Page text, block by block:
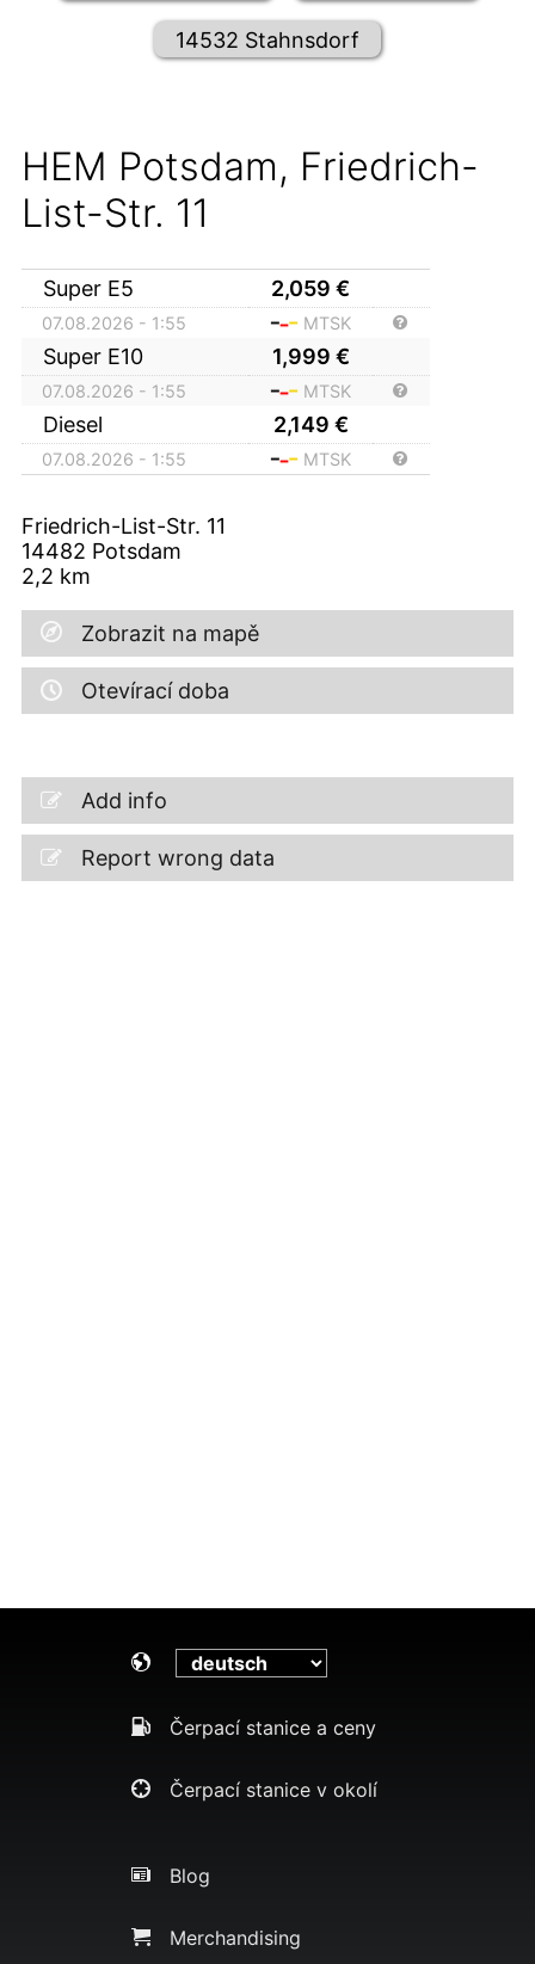
14532 Stahnsdorf
HEM Potsdam, Friedrich-
List-Str. 11
Super E5 2,059 €
07.08.2026 - 1:55 MTSK
Super E10 1,999 €
07.08.2026 - 1:55 MTSK
Diesel 2,149 €
07.08.2026 - 1:55 MTSK
Friedrich-List-Str. 11
14482 Potsdam
2,2 km
Zobrazit na mapě
Otevírací doba
Add info
Report wrong data
Čerpací stanice a ceny
Čerpací stanice v okolí
Blog
Merchandising